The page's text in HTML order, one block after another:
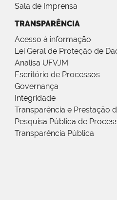
Sala de Imprensa
TRANSPARÊNCIA
Acesso à informação
Lei Geral de Proteção de
Analisa UFVJM
Escritório de Processos
Governança
Integridade
Transparência e Prestação
Pesquisa Pública de
Transparência Pública